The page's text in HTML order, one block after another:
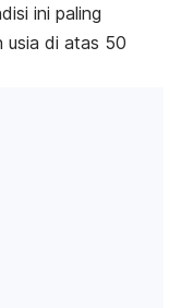
ini paling
usia di atas 50